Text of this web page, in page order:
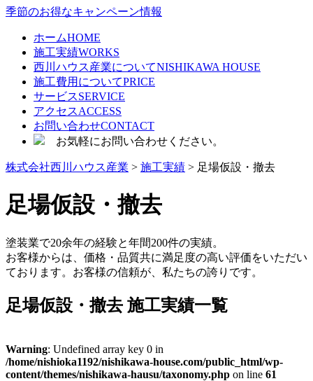
季節のお得なキャンペーン情報
ホームHOME
施工実績WORKS
西川ハウス産業についてNISHIKAWA HOUSE
施工費用についてPRICE
サービスSERVICE
アクセスACCESS
お問い合わせCONTACT
お気軽にお問い合わせください。
株式会社西川ハウス産業 > 施工実績 > 足場仮設・撤去
足場仮設・撤去
塗装業で20余年の経験と年間200件の実績。
お客様からは、価格・品質共に満足度の高い評価をいただい
ております。お客様の信頼が、私たちの誇りです。
足場仮設・撤去 施工実績一覧
Warning: Undefined array key 0 in
/home/nishioka1192/nishikawa-house.com/public_html/wp-
content/themes/nishikawa-hausu/taxonomy.php on line 61